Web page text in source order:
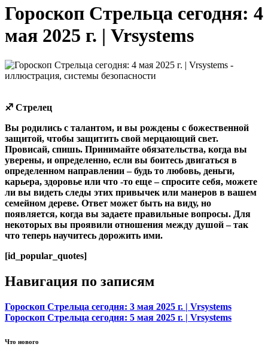
Гороскоп Стрельца сегодня: 4
мая 2025 г. | Vrsystems
♐ Стрелец
Вы родились с талантом, и вы рождены с божественной
защитой, чтобы защитить свой мерцающий свет.
Провисай, спишь. Принимайте обязательства, когда вы
уверены, и определенно, если вы боитесь двигаться в
определенном направлении – будь то любовь, деньги,
карьера, здоровье или что -то еще – спросите себя, можете
ли вы видеть следы этих привычек или манеров в вашем
семейном дереве. Ответ может быть на виду, но
появляется, когда вы задаете правильные вопросы. Для
некоторых вы проявили отношения между душой – так
что теперь научитесь дорожить ими.
[id_popular_quotes]
Навигация по записям
Гороскоп Стрельца сегодня: 3 мая 2025 г. | Vrsystems
Гороскоп Стрельца сегодня: 5 мая 2025 г. | Vrsystems
Что нового